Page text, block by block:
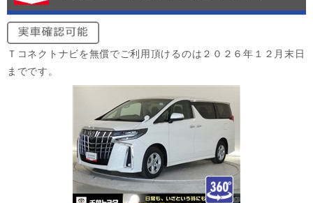
Ｔコネクトナビを無償でご利用頂けるのは２０２６年１２月末日
までです。